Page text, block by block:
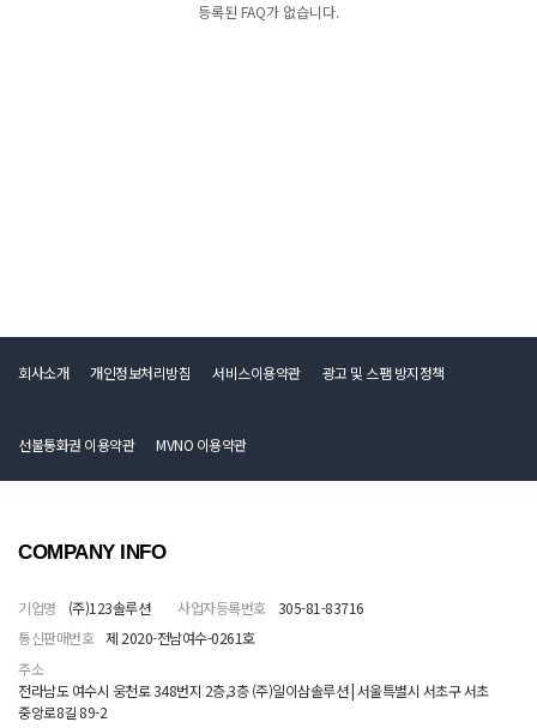
등록된 FAQ가 없습니다.
회사소개 개인정보처리방침 서비스이용약관 광고 및 스팸 방지정책
선불통화권 이용약관 MVNO 이용약관
COMPANY INFO
기업명 (주)123솔루션 사업자등록번호
305-81-83716
통신판매번호 제 2020-전남여수-0261호
주소
전라남도 여수시 웅천로 348번지 2층,3층 (주)일이삼솔루션 | 서울특별시 서초구 서초
중앙로8길 89-2